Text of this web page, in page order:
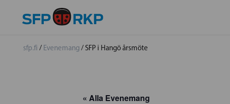
sfp.fi / Evenemang / SFP i Hangö årsmöte
« Alla Evenemang